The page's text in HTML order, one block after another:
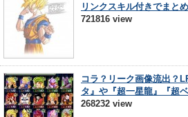
リンクスキル付きでまと
721816 view
コラ？リーク画像流出？
タ』や『超一星龍』『超
268232 view